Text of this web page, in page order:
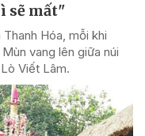
sẽ mất"
Hóa, mỗi khi
vang lên giữa núi
Viết Lâm.